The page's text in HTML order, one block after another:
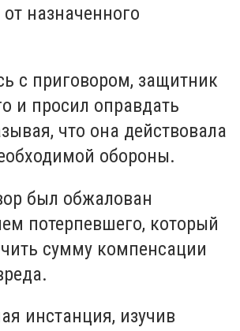
назначенного
с приговором, защитник
и просил оправдать
что она действовала
обороны.
был обжалован
потерпевшего, который
сумму компенсации
инстанция, изучив